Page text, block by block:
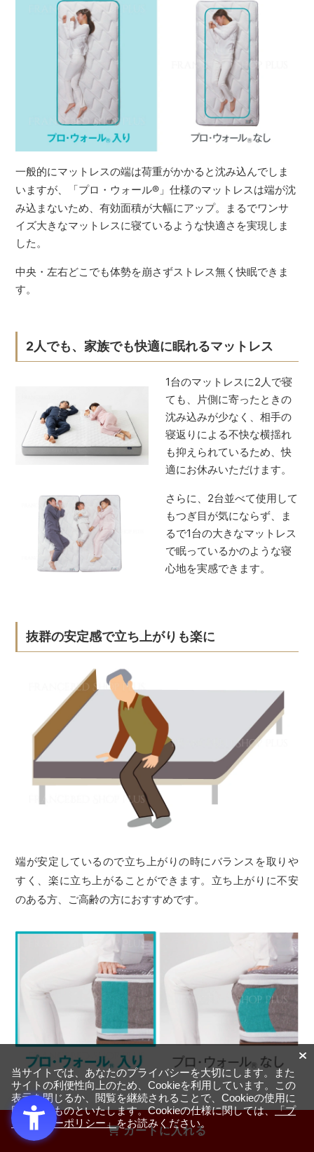
カートに入れる
一般的にマットレスの端は荷重がかかると沈み込んでしま
いますが、「プロ・ウォール® 」仕様のマットレスは端が沈
み込まないため、有効面積が大幅にアップ。まるでワンサ
イズ大きなマットレスに寝ているような快適さを実現しま
した。
中央・左右どこでも体勢を崩さずストレス無く快眠できま
す。
2人でも、家族でも快適に眠れるマットレス
1台のマットレスに2人で寝
ても、片側に寄ったときの
沈み込みが少なく、相手の
寝返りによる不快な横揺れ
も抑えられているため、快
適にお休みいただけます。
さらに、2台並べて使用して
もつぎ目が気にならず、ま
るで1台の大きなマットレス
で眠っているかのような寝
心地を実感できます。
抜群の安定感で立ち上がりも楽に
端が安定しているので立ち上がりの時にバランスを取りや
すく、楽に立ち上がることができます。立ち上がりに不安
のある方、ご高齢の方におすすめです。
ヘタり、型崩れが起きにくい設計なので、ベッドの端に座
ることが多い方でも安心してお使いいただけます。
当サイトでは、あなたのプライバシーを大切にします。また
サイトの利便性向上のため、Cookieを利用しています。この
表示を閉じるか、閲覧を継続されることで、Cookieの使用に
同意するものといたします。Cookieの仕様に関しては、「プ
ライバシーポリシー」をお読みください。